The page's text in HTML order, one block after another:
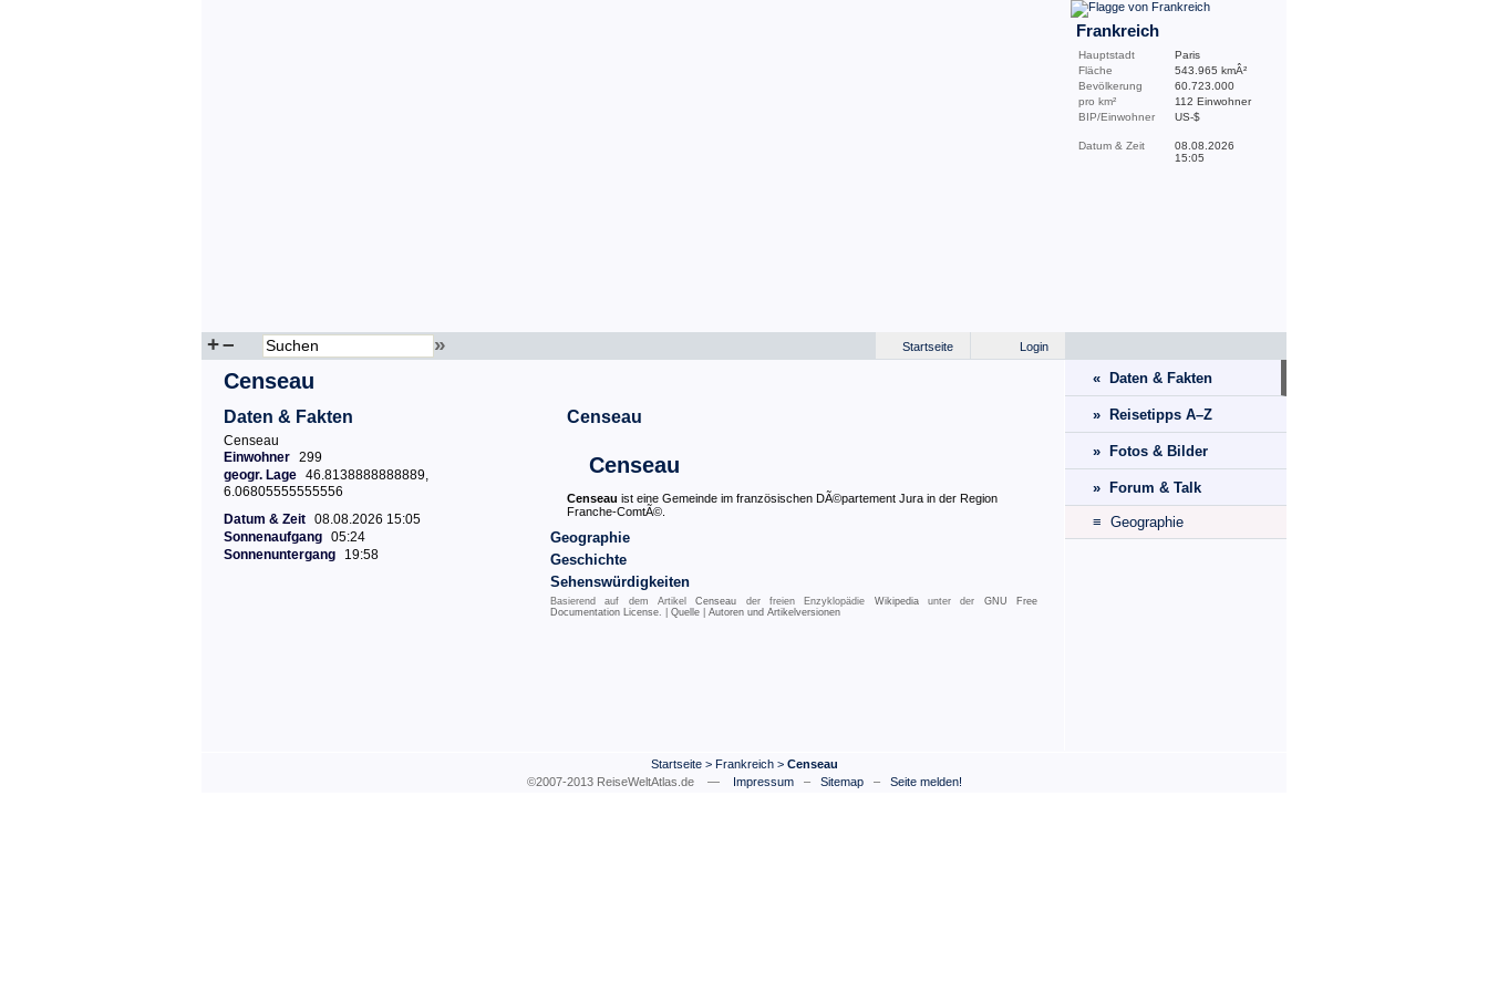
Frankreich
Hauptstadt
Paris
Fläche
543.965 kmÂ²
Bevölkerung
60.723.000
pro km²
112 Einwohner
BIP/Einwohner
US-$
Datum & Zeit
08.08.2026
15:05
+– » Login
Startseite
Censeau
Daten & Fakten
Censeau
Einwohner 299
geogr. Lage 46.8138888888889,
6.06805555555556
Datum & Zeit 08.08.2026 15:05
Sonnenaufgang 05:24
Sonnenuntergang
19:58
Censeau
Censeau
Censeau ist eine Gemeinde im französischen DÃ©partement Jura in der Region
Franche-ComtÃ©.
Geographie
Geschichte
Sehenswürdigkeiten
Basierend auf dem ArtikelCenseau der freien Enzyklopädie Wikipediaunter der GNU Free
Documentation License. | Quelle Autoren und Artikelversionen
« Daten & Fakten
» Reisetipps A–Z
» Fotos & Bilder
» Forum & Talk
≡ Geographie
Startseite> Frankreich> Censeau
©2007-2013 ReiseWeltAtlas.de —
Impressum– Sitemap– Seite melden!